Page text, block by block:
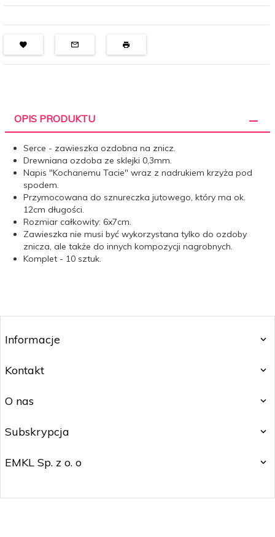
OPIS PRODUKTU
Serce - zawieszka ozdobna na znicz.
Drewniana ozdoba ze sklejki 0,3mm.
Napis "Kochanemu Tacie" wraz z nadrukiem krzyża pod
spodem.
Przymocowana do sznureczka jutowego, który ma ok.
12cm długości.
Rozmiar całkowity: 6x7cm.
Zawieszka nie musi być wykorzystana tylko do ozdoby
znicza, ale także do innych kompozycji nagrobnych.
Komplet - 10 sztuk.
Informacje
Kontakt
O nas
Subskrypcja
EMKL Sp. z o. o